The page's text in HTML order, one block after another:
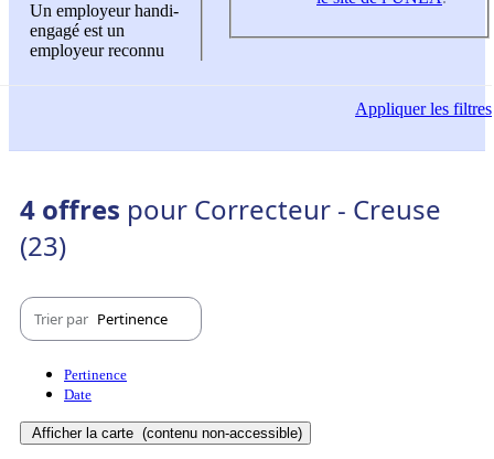
Un employeur handi-
engagé est un
employeur reconnu
Appliquerles filtres
4 offres pour Correcteur - Creuse
(23)
Trier par Pertinence
Pertinence
Date
Afficher la carte (contenu non-accessible)